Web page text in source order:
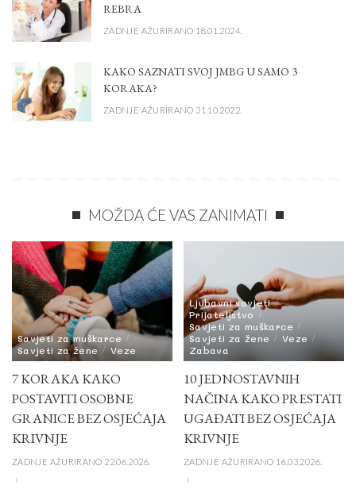
REBRA
ZADNJE AŽURIRANO 18.01.2024.
KAKO SAZNATI SVOJ JMBG U SAMO 3
KORAKA?
ZADNJE AŽURIRANO 31.10.2022.
MOŽDA ĆE VAS ZANIMATI
Savjeti za muškarce
Savjeti za žene
Veze
7 KORAKA KAKO
POSTAVITI OSOBNE
GRANICE BEZ OSJEĆAJA
KRIVNJE
ZADNJE AŽURIRANO 22.06.2026.
Ljubavni savjeti
Prijateljstvo
Savjeti za muškarce
Savjeti za žene
Veze
Zabava
10 JEDNOSTAVNIH
NAČINA KAKO PRESTATI
UGAĐATI BEZ OSJEĆAJA
KRIVNJE
ZADNJE AŽURIRANO 16.03.2026.